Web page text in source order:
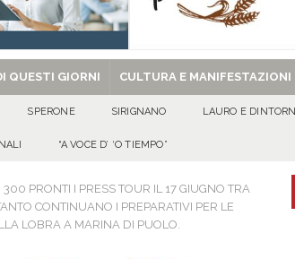
QUESTI GIORNI CULTURA E MANIFESTAZIONI
SPERONE SIRIGNANO LAURO E DINTORNI
“A VOCE D’ ‘O TIEMPO”
PRONTI I PRESS TOUR IL 17 GIUGNO TRA
CONTINUANO I PREPARATIVI PER LE
LOBRA A MARINA DI PUOLO.